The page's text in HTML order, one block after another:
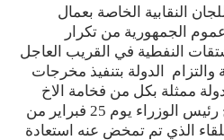
النقابية الخاصة بعمال
الجمهورية من تكرار
النفطية في القريب العاجل
الدولة بتنفيذ مخرجات
ممثلة بكل من فخامة الاخ
رئيس الجمهورية ودولة الاخ رئيس الوزراء يوم 25 فبراير من
2017 م وهو اللقاء الذي تم تمخض عنه استعادة